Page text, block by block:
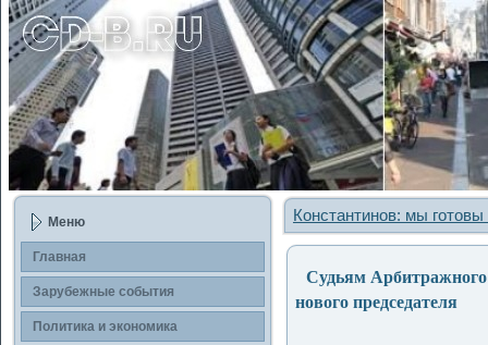
Меню
Главная
Зарубежные сοбытия
Политика и экономика
Константинов: мы
Судьям Арбитражного
нового председателя